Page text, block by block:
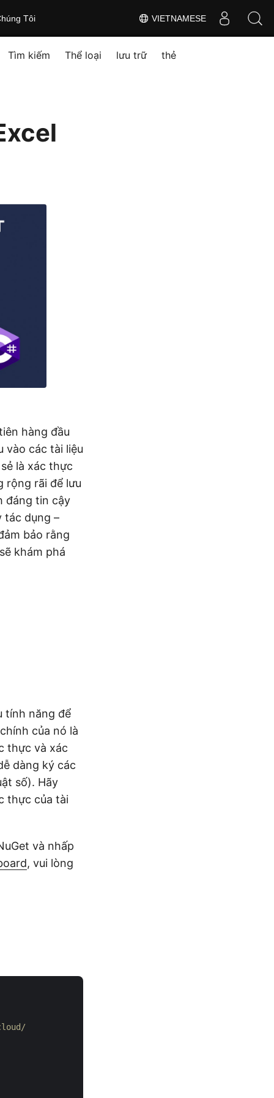
VIETNAMESE
Tôi
Tìm kiếm Thể loại lưu trữ thẻ
hàng đầu
vào các tài liệu
là xác thực
rộng rãi để lưu
đáng tin cậy
tác dụng –
bảo rằng
khám phá
tính năng để
của nó là
thực và xác
dàng ký các
số). Hãy
thực của tài
và nhấp
, vui lòng